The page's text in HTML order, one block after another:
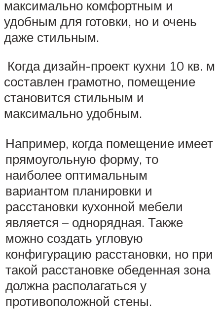
максимально комфортным и
удобным для готовки, но и очень
даже стильным.
Когда дизайн-проект кухни 10 кв. м
составлен грамотно, помещение
становится стильным и
максимально удобным.
Например, когда помещение имеет
прямоугольную форму, то
наиболее оптимальным
вариантом планировки и
расстановки кухонной мебели
является – однорядная. Также
можно создать угловую
конфигурацию расстановки, но при
такой расстановке обеденная зона
должна располагаться у
противоположной стены.